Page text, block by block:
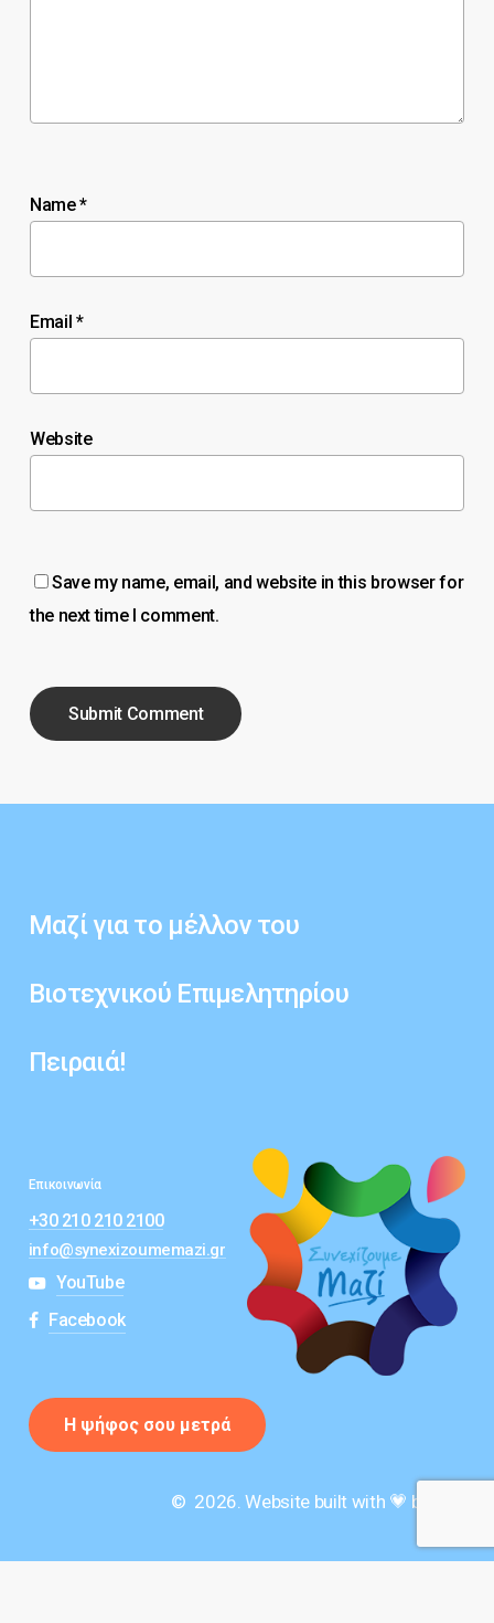
Name*
Email *
Website
Save my name, email, and website in this browser for
the next time I comment.
Μαζί για το μέλλον του
Βιοτεχνικού Επιμελητηρίου
Πειραιά!
Επικοινωνία
+30 210 210 2100
info@synexizoumemazi.gr
YouTube
Facebook
Η ψήφος σου μετρά
© 2026. Website built with 💗 by 777